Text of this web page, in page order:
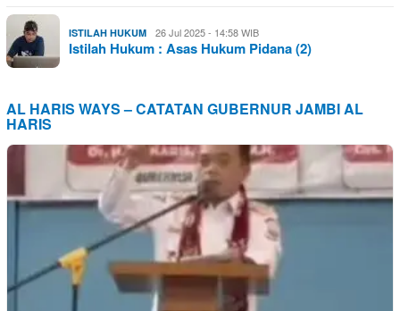
ISTILAH HUKUM 26 Jul 2025 - 14:58 WIB
Istilah Hukum : Asas Hukum Pidana (2)
AL HARIS WAYS – CATATAN GUBERNUR JAMBI AL
HARIS